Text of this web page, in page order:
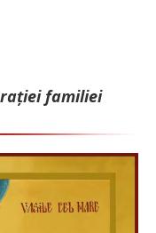
familiei